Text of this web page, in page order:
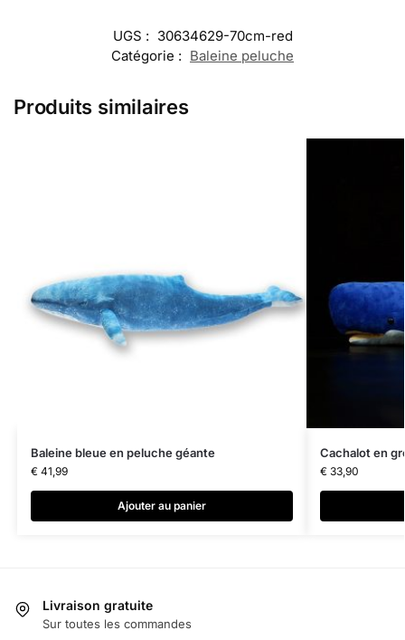
UGS : 30634629-70cm-red
Catégorie : Baleine peluche
Produits similaires
Baleine bleue en peluche géante
€41,99
Ajouter au panier
Cachalot en
€33,90
Livraison gratuite
Sur toutes les commandes